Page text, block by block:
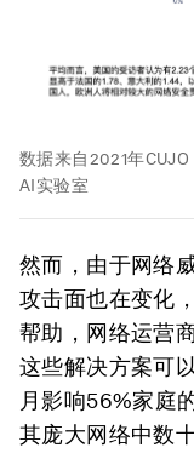
数据来自2021年
AI实验室
然而，由于网络
攻击面也在变化
帮助，网络运营
这些解决方案可
月影响56%家庭
其庞大网络中数